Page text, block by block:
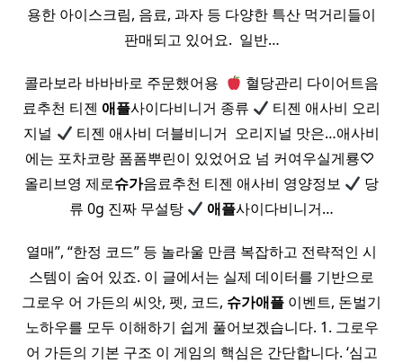
용한 아이스크림, 음료, 과자 등 다양한 특산 먹거리들이
판매되고 있어요. ​ 일반…
콜라보라 바바바로 주문했어용 ​
혈당관리 다이어트음
료추천 티젠 애플사이다비니거 종류
티젠 애사비 오리
지널
티젠 애사비 더블비니거 ​ 오리지널 맛은…애사비
에는 포차코랑 폼폼뿌린이 있었어요 넘 커여우실게룡♡ ​
올리브영 제로슈가음료추천 티젠 애사비 영양정보
당
류 0g 진짜 무설탕
애플사이다비니거…
열매”, “한정 코드” 등 놀라울 만큼 복잡하고 전략적인 시
스템이 숨어 있죠. 이 글에서는 실제 데이터를 기반으로
그로우 어 가든의 씨앗, 펫, 코드, 슈가애플 이벤트, 돈벌기
노하우를 모두 이해하기 쉽게 풀어보겠습니다. 1. 그로우
어 가든의 기본 구조 이 게임의 핵심은 간단합니다. ‘심고